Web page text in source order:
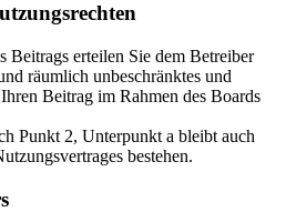
Beitrags erteilen Sie dem Betreiber
räumlich unbeschränktes und
Beitrag im Rahmen des Boards
Punkt 2, Unterpunkt a bleibt auch
bestehen.